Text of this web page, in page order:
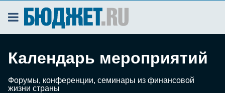
Календарь мероприятий
Форумы, конференции, семинары из финансовой
жизни страны